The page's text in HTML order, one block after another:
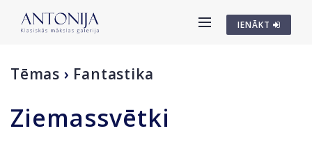
IENĀKT
Tēmas › Fantastika
Ziemassvētki